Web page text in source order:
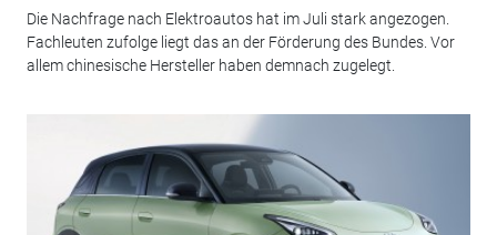
Die Nachfrage nach Elektroautos hat im Juli stark angezogen.
Fachleuten zufolge liegt das an der Förderung des Bundes. Vor
allem chinesische Hersteller haben demnach zugelegt.